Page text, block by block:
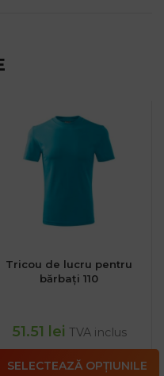
Tricou de lucru pentru
bărbați 110
51.51 lei TVA inclus
SELECTEAZĂ OPȚIUNILE